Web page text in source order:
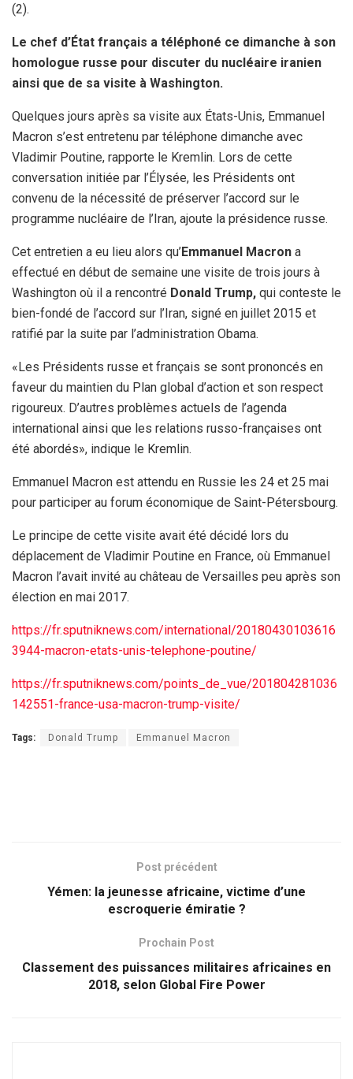
(2).
Le chef d’État français a téléphoné ce dimanche à son
homologue russe pour discuter du nucléaire iranien
ainsi que de sa visite à Washington.
Quelques jours après sa visite aux États-Unis, Emmanuel
Macron s’est entretenu par téléphone dimanche avec
Vladimir Poutine, rapporte le Kremlin. Lors de cette
conversation initiée par l’Élysée, les Présidents ont
convenu de la nécessité de préserver l’accord sur le
programme nucléaire de l’Iran, ajoute la présidence russe.
Cet entretien a eu lieu alors qu’Emmanuel Macron a
effectué en début de semaine une visite de trois jours à
Washington où il a rencontré Donald Trump, qui conteste le
bien-fondé de l’accord sur l’Iran, signé en juillet 2015 et
ratifié par la suite par l’administration Obama.
«Les Présidents russe et français se sont prononcés en
faveur du maintien du Plan global d’action et son respect
rigoureux. D’autres problèmes actuels de l’agenda
international ainsi que les relations russo-françaises ont
été abordés», indique le Kremlin.
Emmanuel Macron est attendu en Russie les 24 et 25 mai
pour participer au forum économique de Saint-Pétersbourg.
Le principe de cette visite avait été décidé lors du
déplacement de Vladimir Poutine en France, où Emmanuel
Macron l’avait invité au château de Versailles peu après son
élection en mai 2017.
https://fr.sputniknews.com/international/20180430103616
3944-macron-etats-unis-telephone-poutine/
https://fr.sputniknews.com/points_de_vue/201804281036
142551-france-usa-macron-trump-visite/
Tags: Donald Trump Emmanuel Macron
Post précédent
Yémen: la jeunesse africaine, victime d’une
escroquerie émiratie ?
Prochain Post
Classement des puissances militaires africaines en
2018, selon Global Fire Power